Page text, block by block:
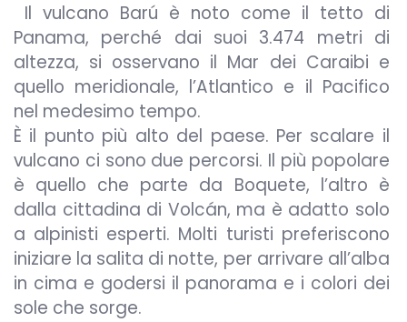
Il vulcano Barú è noto come il tetto di
Panama, perché dai suoi 3.474 metri di
altezza, si osservano il Mar dei Caraibi e
quello meridionale, l’Atlantico e il Pacifico
nel medesimo tempo.
È il punto più alto del paese. Per scalare il
vulcano ci sono due percorsi. Il più popolare
è quello che parte da Boquete, l’altro è
dalla cittadina di Volcán, ma è adatto solo
a alpinisti esperti. Molti turisti preferiscono
iniziare la salita di notte, per arrivare all’alba
in cima e godersi il panorama e i colori dei
sole che sorge.